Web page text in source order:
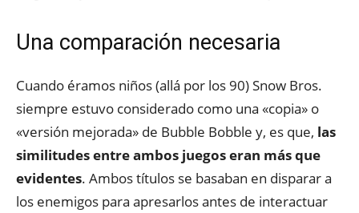
Una comparación necesaria
Cuando éramos niños (allá por los 90) Snow Bros.
siempre estuvo considerado como una «copia» o
«versión mejorada» de Bubble Bobble y, es que, las
similitudes entre ambos juegos eran más que
evidentes. Ambos títulos se basaban en disparar a
los enemigos para apresarlos antes de interactuar